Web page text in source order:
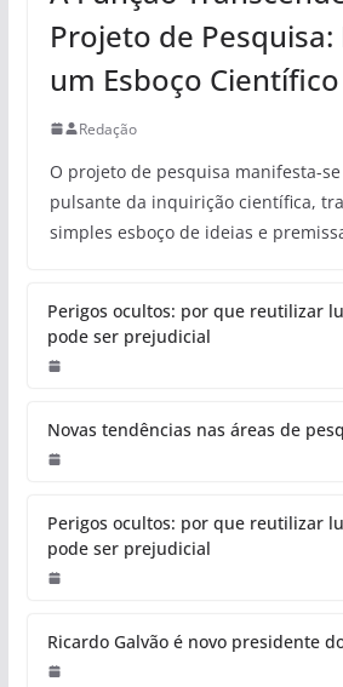
Projeto de Pesquisa:
um Esboço Científico
Redação
O projeto de pesquisa manifesta-
pulsante da inquirição científica,
simples esboço de ideias e
Perigos ocultos: por que reutilizar
pode ser prejudicial
Novas tendências nas áreas de
Perigos ocultos: por que reutilizar
pode ser prejudicial
Ricardo Galvão é novo presidente